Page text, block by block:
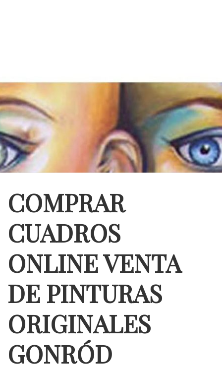
COMPRAR
CUADROS
ONLINE VENTA
DE PINTURAS
ORIGINALES
GONRÓD